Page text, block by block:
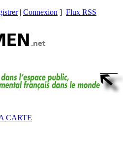
| Connexion ] Flux RSS
CARTE